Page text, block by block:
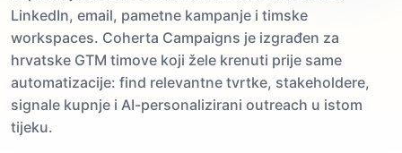
LinkedIn, email, pametne kampanje i timske
workspaces. Coherta Campaigns je izgrađen za
hrvatske GTM timove koji žele krenuti prije same
automatizacije: find relevantne tvrtke, stakeholdere,
signale kupnje i AI-personalizirani outreach u istom
tijeku.